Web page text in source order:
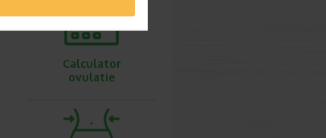
Calculator
ovulatie